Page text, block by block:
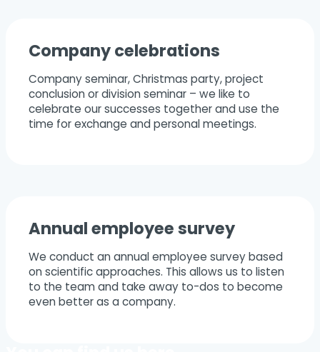
Company celebrations
Company seminar, Christmas party, project
conclusion or division seminar – we like to
celebrate our successes together and use the
time for exchange and personal meetings.
Annual employee survey
We conduct an annual employee survey based
on scientific approaches. This allows us to listen
to the team and take away to-dos to become
even better as a company.